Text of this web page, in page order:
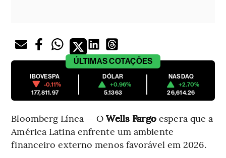
ÚLTIMASCOTAÇÕES
IBOVESPA
-0.11%
177,811.97
DÓLAR
+0.96%
5.1363
NASDAQ
+2.70%
26,614.26
Bloomberg Línea — OWells Fargo espera que a
América Latina enfrente um ambiente
financeiro externo menos favorável em 2026.